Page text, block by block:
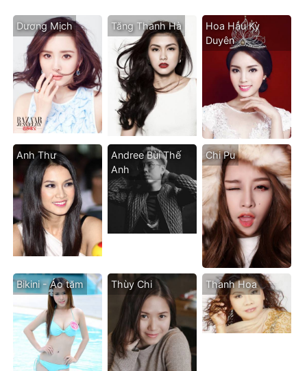
Dương Mịch Tăng Thanh Hà
Hoa Hậu Kỳ
Duyên
Anh Thư
Andree Bùi Thế
Anh
Chi Pu
Bikini - Áo tăm Thùy Chi Thanh Hoa